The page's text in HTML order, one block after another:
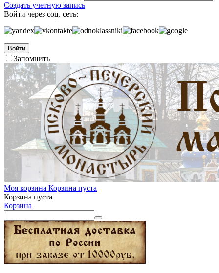
Создать учетную запись
Войти через соц. сеть:
Войти
Запомнить
Моя корзина Корзина пуста
Корзина пуста
Корзина